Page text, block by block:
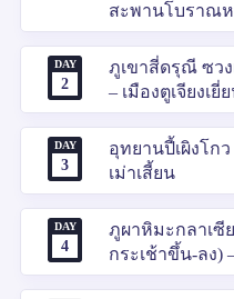
สะพานโบราณห
DAY
2
ภูเขาสี่ดรุณี ซว
– เมืองตูเจียงเยี่
DAY
3
อุทยานปี้เผิงโก
เม่าเสี้ยน
DAY
4
ภูผาหิมะกลาเซี
กระเช้าขึ้น-ลง)